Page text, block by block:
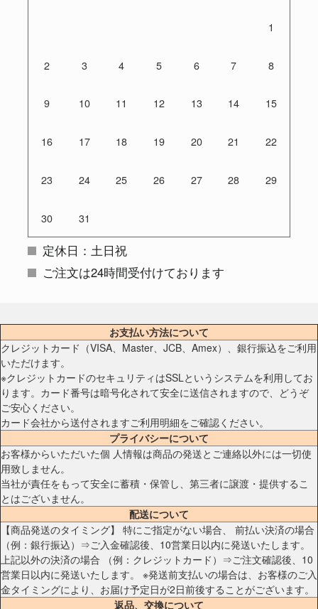
1
2 3 4 5 6 7 8
9 10 11 12 13 14 15
16 17 18 19 20 21 22
23 24 25 26 27 28 29
30 31
定休日：土日祝
ご注文は24時間受付けております
お支払い方法について
クレジットカード（VISA、Master、JCB、Amex）、銀行振込をご利用
いただけます。
※クレジットカードのセキュリティはSSLというシステムを利用してお
ります。カード番号は暗号化されて安全に送信されますので、どうぞ
ご安心ください。
カード会社から送付されますご利用明細をご確認ください。
プライバシーについて
お客様からいただいた個 人情報は商品の発送とご連絡以外には一切使
用致しません。
当社が責任をもって安全に蓄積・保管し、第三者に譲渡・提供するこ
とはございません。
配送について
【商品発送のタイミング】 特にご指定がない場合、 前払い決済の場合
（例：銀行振込）⇒ご入金確認後、10営業日以内に発送いたします。
上記以外の決済の場合 （例：クレジットカード）⇒ご注文確認後、10
営業日以内に発送いたします。 ※発送前支払いの場合は、お客様のご入
金タイミングにより、お届け予定日が2日前後することがございます。
返品、交換について